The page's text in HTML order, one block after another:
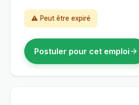
⚠ Peut être expiré
Postuler pour cet emploi